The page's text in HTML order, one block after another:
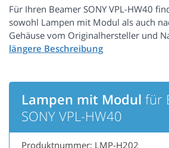
Für Ihren Beamer SONY VPL-HW40
sowohl Lampen mit Modul als auch
Gehäuse vom Originalhersteller und
Lampen mit Modul für
SONY VPL-HW40
Produktnummer: LMP-H202